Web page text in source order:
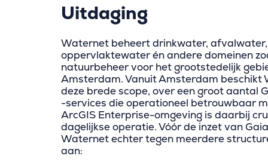
Uitdaging
Waternet beheert drinkwater, afvalwater,
oppervlaktewater én andere domeinen
natuurbeheer voor het grootstedelijk
Amsterdam. Vanuit Amsterdam beschikt
deze brede scope, over een groot aantal
-services die operationeel betrouwbaar
ArcGIS Enterprise-omgeving is daarbij
dagelijkse operatie. Vóór de inzet van
Waternet echter tegen meerdere
aan: